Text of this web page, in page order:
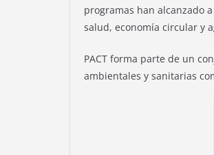
programas han alcanzado
salud, economía circular y
PACT forma parte de un
ambientales y sanitarias